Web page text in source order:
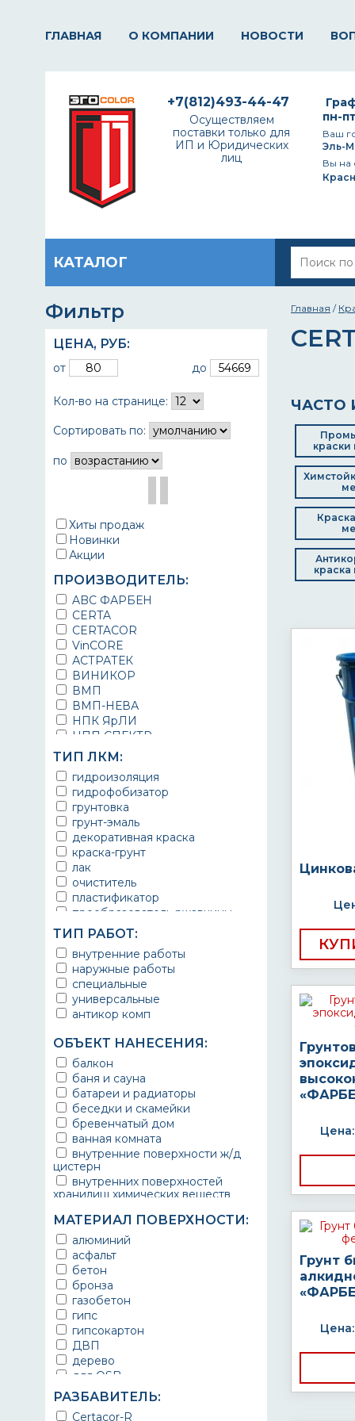
ГЛАВНАЯ О КОМПАНИИ НОВОСТИ
пн-
Ваш
Эль-
Вы на
+7(812)493-44-47
Осуществляем
поставки только для
ИП и Юридических
лиц
КАТАЛОГ
Фильтр
ЦЕНА, РУБ:
от до
Кол-во на странице:
Сортировать по:
по
Хиты продаж
Новинки
Акции
ПРОИЗВОДИТЕЛЬ:
ABC ФАРБЕН
CERTA
CERTACOR
VinCORE
АСТРАТЕК
ВИНИКОР
ВМП
ВМП-НЕВА
НПК ЯрЛИ
НПП СПЕКТР
НПФ ЭМАЛЬ
ТЕРМА
УРЕПЛЕН
ТИП ЛКМ:
гидроизоляция
гидрофобизатор
грунтовка
грунт-эмаль
декоративная краска
краска-грунт
лак
очиститель
пластификатор
преобразователь ржавчины
эмаль
Краска
Покрытие
грунт эмаль
защитное покрытие
ТИП РАБОТ:
внутренние работы
наружные работы
специальные
универсальные
антикор комп
ОБЪЕКТ НАНЕСЕНИЯ:
балкон
баня и сауна
батареи и радиаторы
беседки и скамейки
бревенчатый дом
ванная комната
внутренние поверхности ж/д
цистерн
внутренних поверхностей
хранилищ химических веществ
ворота
выхлопные системы
автомобилей
газопроводы
гараж
гидротехнические сооружения
городской транспорт
грузовые вагоны
двери металлические
детали двигателей
детали машин
для автомобилей
для бассейна
МАТЕРИАЛ ПОВЕРХНОСТИ:
алюминий
асфальт
бетон
бронза
газобетон
гипс
гипсокартон
ДВП
дерево
для OSB
для бетона
для гипса
РАЗБАВИТЕЛЬ:
Certacor-R
Главная /
ЧАСТО
краски
краска
Цена:
Грунт
Цена: